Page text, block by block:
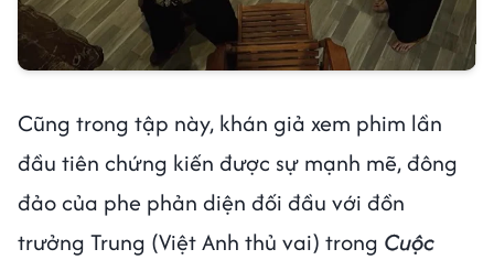
Cũng trong tập này, khán giả xem phim lần
đầu tiên chứng kiến được sự mạnh mẽ, đông
đảo của phe phản diện đối đầu với đồn
trưởng Trung (Việt Anh thủ vai) trong Cuộc